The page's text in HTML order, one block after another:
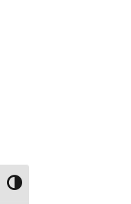
Toggle High Contrast